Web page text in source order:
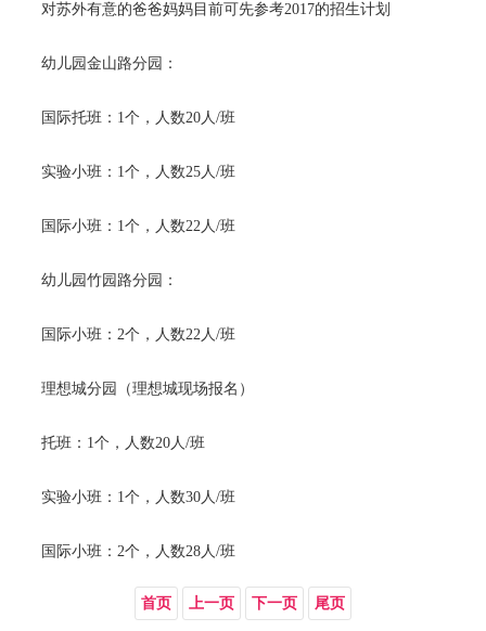
对苏外有意的爸爸妈妈目前可先参考2017的招生计划
幼儿园金山路分园：
国际托班：1个，人数20人/班
实验小班：1个，人数25人/班
国际小班：1个，人数22人/班
幼儿园竹园路分园：
国际小班：2个，人数22人/班
理想城分园（理想城现场报名）
托班：1个，人数20人/班
实验小班：1个，人数30人/班
国际小班：2个，人数28人/班
首页 上一页 下一页 尾页